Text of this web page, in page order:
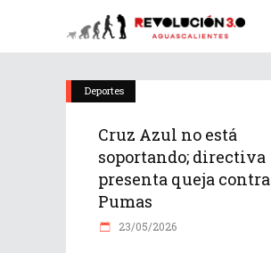
Deportes
Cruz Azul no está
soportando; directiva
presenta queja contra
Pumas
23/05/2026